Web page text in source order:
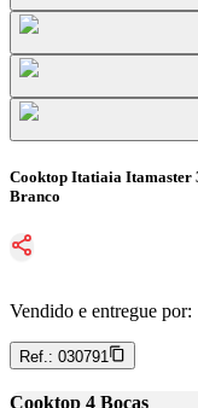
Cooktop Itatiaia Itamaster
Branco
Vendido e entregue por:
Ref.: 030791
Cooktop 4 Bocas